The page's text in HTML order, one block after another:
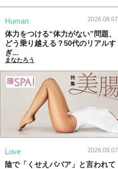
Human 2026.08.07
体力をつける“体力がない”問題、
どう乗り越える？50代のリアルす
ぎ...
まなたろう
Love 2026.08.07
陰で「くせえババア」と言われて